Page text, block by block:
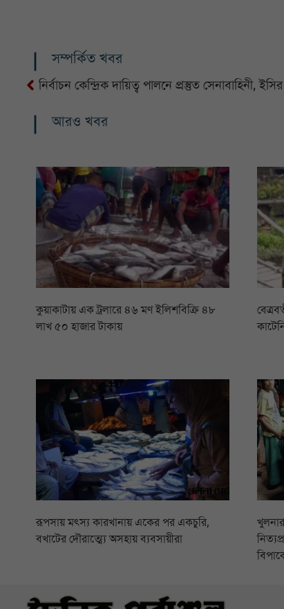
সম্পর্কিত খবর
নির্বাচন কেন্দ্রিক দায়িত্ব পালনে প্রস্তুত সেনাবাহিনী,
আরও খবর
কুয়াকাটায় এক ট্রলারে ৪৬ মণ ইলিশবিক্রি ৪৮
লাখ ৫০ হাজার টাকায়
রূপসায় মৎস্য কারখানায় একের পর একচুরি,
বখাটের দৌরাত্ম্যে অসহায় ব্যবসায়ীরা